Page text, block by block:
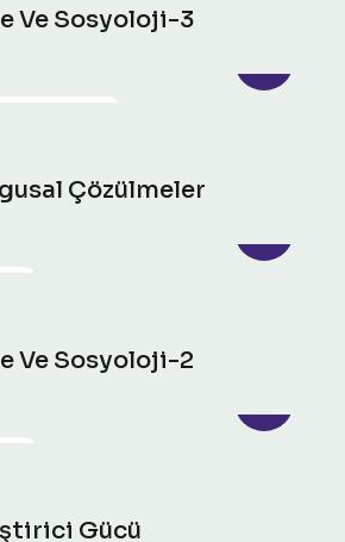
Ve Sosyoloji-3
Çözülmeler
Ve Sosyoloji-2
Gücü